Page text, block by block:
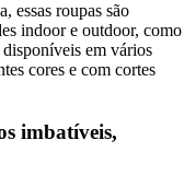
essas roupas são
indoor e outdoor, como
em vários
cores e com cortes
imbatíveis,